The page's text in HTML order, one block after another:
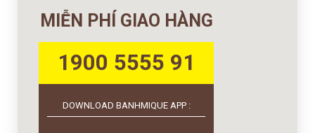
MIỄN PHÍ GIAO HÀNG
1900 5555 91
DOWNLOAD BANHMIQUE APP :